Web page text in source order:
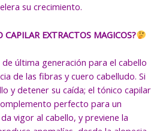
su crecimiento.
CAPILAR EXTRACTOS MAGICOS?
última generación para el cabello
de las fibras y cuero cabelludo. Si
y detener su caída; el tónico capilar
perfecto para un
vigor al cabello, y previene la